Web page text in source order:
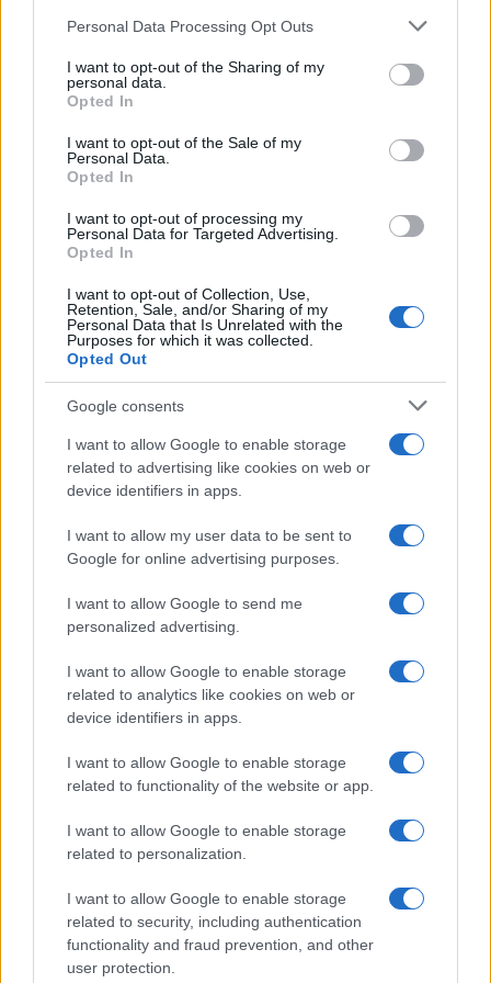
Please note that this website/app uses one or more Google
not limited to your visit or usage behaviour. You may click to
grant or deny consent to Google and its third-party tags to
use your data for below specified purposes in below Google
consent section.
Personal Data Processing Opt Outs
I want to opt-out of the Sharing of my
personal data.
Opted In
I want to opt-out of the Sale of my
Personal Data.
Opted In
I want to opt-out of processing my
Personal Data for Targeted Advertising.
Opted In
I want to opt-out of Collection, Use,
Retention, Sale, and/or Sharing of my
Personal Data that Is Unrelated with the
Purposes for which it was collected.
Opted Out
Google consents
I want to allow Google to enable storage
related to advertising like cookies on web or
device identifiers in apps.
I want to allow my user data to be sent to
Google for online advertising purposes.
I want to allow Google to send me
personalized advertising.
I want to allow Google to enable storage
related to analytics like cookies on web or
device identifiers in apps.
I want to allow Google to enable storage
related to functionality of the website or app.
I want to allow Google to enable storage
related to personalization.
I want to allow Google to enable storage
related to security, including authentication
functionality and fraud prevention, and other
user protection.
Continuez la lecture
Brent chute de 8,3 % : le pétrole en net repli malgré un or
résilient
Juliette Bernard · 6 Août 2026
NEWS